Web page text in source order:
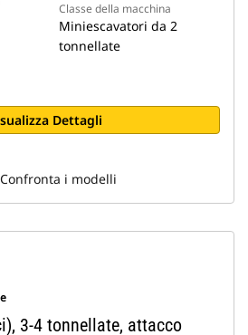
Classe della macchina
Miniescavatori da 2
tonnellate
Dettagli
Confronta i modelli
3-4 tonnellate, attacco